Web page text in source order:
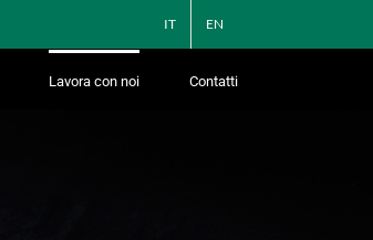
IT EN
Lavora con noi Contatti